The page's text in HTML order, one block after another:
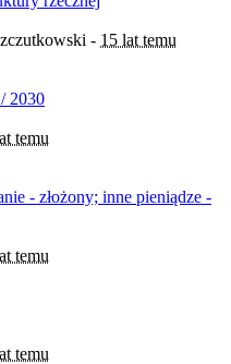
- 15 lat temu
2030
temu
- złożony; inne pieniądze -
temu
temu